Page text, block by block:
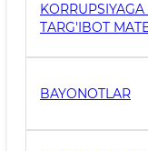
TARG'IBOT
BAYONOTLAR